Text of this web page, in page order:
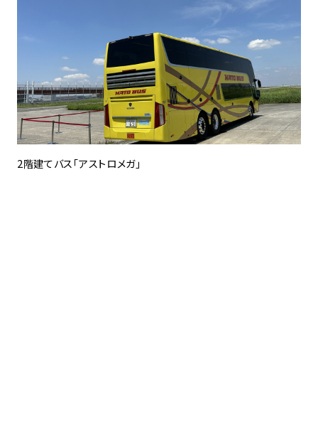
2階建てバス「アストロメガ」